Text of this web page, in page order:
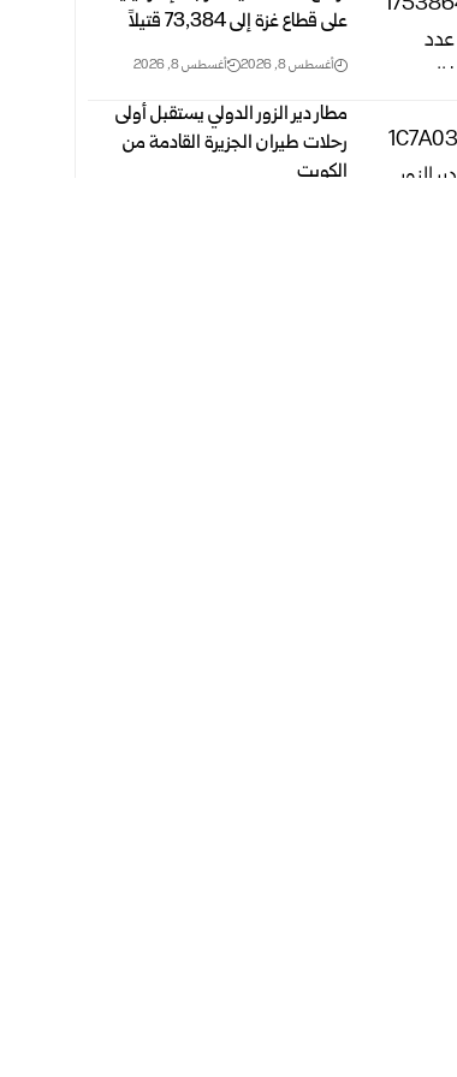
على قطاع غزة ‏إلى 73,384 ‏قتيلاً‎ ‎
أغسطس 8, 2026 أغسطس 8, 2026
مطار دير الزور الدولي يستقبل أولى
رحلات طيران الجزيرة ‏القادمة من
الكويت